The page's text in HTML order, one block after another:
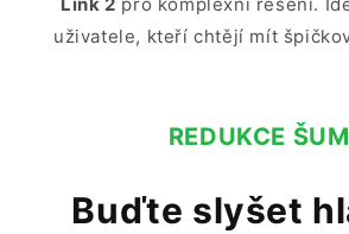
uživatele, kteří chtějí mít
REDUKCE
Buďte slyšet